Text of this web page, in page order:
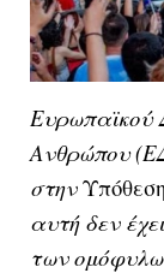
Ευρωπαϊκού
Ανθρώπου
στην
αυτή δεν
των